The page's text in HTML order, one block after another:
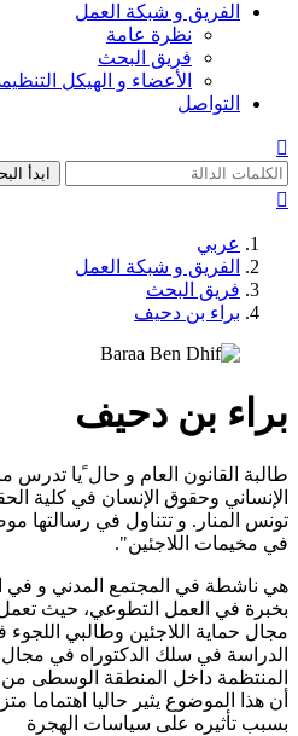
الفريق و شبكة العمل
نظرة عامة
فريق البحث
الأعضاء و الهيكل
التواصل

ابدأ

عربي
الفريق و شبكة العمل
فريق البحث
براء بن دحيف
براء بن دحيف
طالبة القانون العام و حال ًيا تدرس
الإنساني وحقوق الإنسان في كلية
تونس المنار. و تتناول في رسالتها
في مخيمات اللاجئين".
هي ناشطة في المجتمع المدني و في
بخبرة في العمل التطوعي، حيث
مجال حماية اللاجئين وطالبي
الدراسة في سلك الدكتوراه في مجال
المنتظمة داخل المنطقة الوسطى
أن هذا الموضوع يثير حاليا اهتماما
بسبب تأثيره على سياسات الهجرة